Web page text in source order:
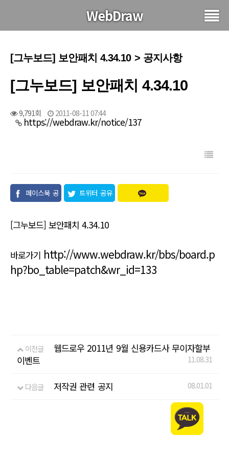
WebDraw
[그누보드] 보안패치 4.34.10 > 공지사항
[그누보드] 보안패치 4.34.10
9,791회 2011-08-11 07:44
https://webdraw.kr/notice/137
페이스북 공
트위터 공유
[그누보드] 보안패치 4.34.10
바로가기 http://www.webdraw.kr/bbs/board.p
hp?bo_table=patch&wr_id=133
이전글
웹드로우 2011년 9월 신용카드사 무이자할부
이벤트
11.08.31
다음글 저작권 관련 공지 08.01.01